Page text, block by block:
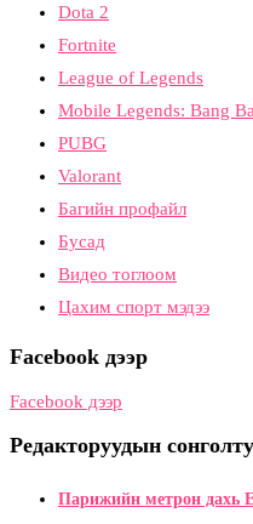
Dota 2
Fortnite
League of Legends
Mobile Legends: Bang
PUBG
Valorant
Багийн профайл
Бусад
Видео тоглоом
Цахим спорт мэдээ
Facebook дээр
Facebook дээр
Редакторуудын
Парижийн метрон дахь